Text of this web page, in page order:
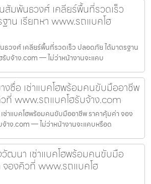
สัมพันธวงศ์ เคลียร์พื้นที่รวดเร็ว
าน เรียกหา www.รถแบคโฮ
วงศ์ เคลียร์พื้นที่รวดเร็ว ปลอดภัย ได้มาตรฐาน
รับจ้าง.com — ไม่ว่าหน้างานจะแคบ
งซื่อ เช่าแบคโฮพร้อมคนขับมืออาชีพ
ที่ www.รถแบคโฮรับจ้าง.com
ช่าแบคโฮพร้อมคนขับมืออาชีพ ราคาคุ้มค่า จอง
าง.com — ไม่ว่าหน้างานจะแคบหรือด
วัฒนา เช่าแบคโฮพร้อมคนขับมือ
องคิวที่ www.รถแบคโฮ